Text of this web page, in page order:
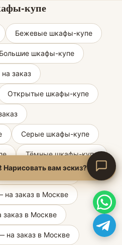
купе
Бежевые шкафы-купе
Большие шкафы-купе
заказ
Открытые шкафы-купе
Серые шкафы-купе
Тёмные шкафы-купе
заказ в Москве
заказ в Москве
в Москве
на заказ в Москве
Нарисовать вам эскиз?